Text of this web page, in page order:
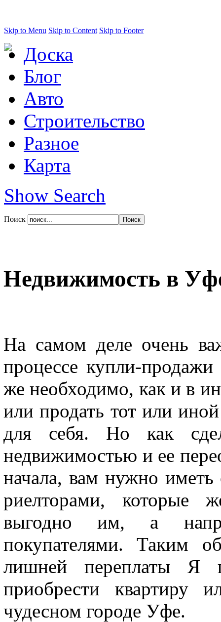
Skip to Menu Skip to Content Skip to Footer
Доска
Блог
Авто
Строительство
Разное
Карта
Show Search
Поиск
Недвижимость в
На самом деле очень
процессе купли-
же необходимо, как и в
или продать тот или
для себя. Но как
недвижимостью и ее
начала, вам нужно иметь
риелторами, которые
выгодно им, а
покупателями. Таким
лишней переплаты Я
приобрести квартиру
чудесном городе Уфе.